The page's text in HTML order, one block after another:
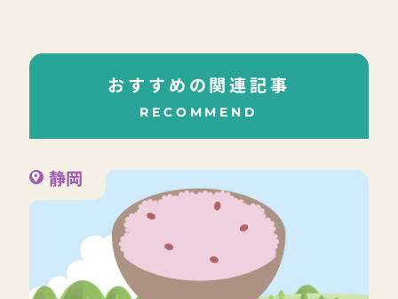
おすすめの関連記事
RECOMMEND
静岡